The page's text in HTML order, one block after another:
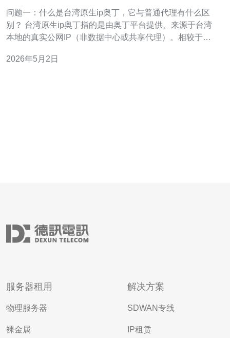
问题一：什么是台湾原生ip奥丁，它与普通代理有什么区
别？ 台湾原生ip奥丁指的是由奥丁平台提供、来源于台湾
本地的真实公网IP（非数据中心或共享代理）。相较于普
社交媒体账号绑定等场景通过率更高，风险标识更低，且
2026年5月2日
服务器租用
物理服务器
裸金属
解决方案
SDWAN专线
IP租赁